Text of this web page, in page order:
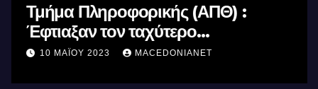
Τμήμα Πληροφορικής (ΑΠΘ) :
Έφτιαξαν τον ταχύτερο
επεξεργαστή AI στον κόσμο με τη
10 ΜΑΪ́ΟΥ 2023 MACEDONIANET